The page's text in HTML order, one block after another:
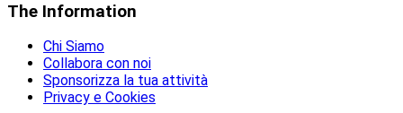
The Information
Chi Siamo
Collabora con noi
Sponsorizza la tua attività
Privacy e Cookies